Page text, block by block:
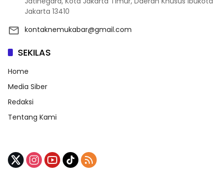
Jakarta 13410
kontaknemukabar@gmail.com
SEKILAS
Home
Media Siber
Redaksi
Tentang Kami